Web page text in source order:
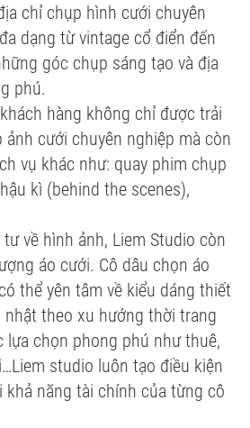
chỉ chụp hình cưới chuyên
dạng từ vintage cổ điển đến
góc chụp sáng tạo và địa
phú.
hàng không chỉ được trải
cưới chuyên nghiệp mà còn
vụ khác như: quay phim chụp
kì (behind the scenes),
về hình ảnh, Liem Studio còn
áo cưới. Cô dâu chọn áo
thể yên tâm về kiểu dáng thiết
nhật theo xu hướng thời trang
lựa chọn phong phú như thuê,
studio luôn tạo điều kiện
năng tài chính của từng cô